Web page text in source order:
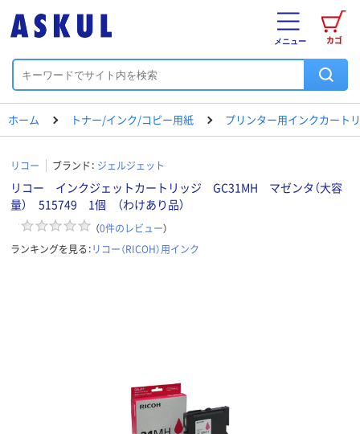
カゴ
メニュー
ホーム トナー/インク/コピー用紙 プリンター用インクカート
リコー ブランド： ジェルジェット
リコー インクジェットカートリッジ GC31MH マゼンタ（大容
量） 515749 1個 （わけあり品）
（0件のレビュー）
ランキングを見る：リコー（RICOH）用インク